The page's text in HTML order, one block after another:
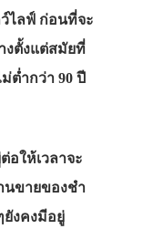
ไลฟ์ ก่อนที่จะ
งตั้งแต่สมัยที่
ต่ำกว่า 90 ปี
อให้เวลาจะ
นขายของชำ
ยังคงมีอยู่